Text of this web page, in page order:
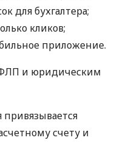
для бухгалтера;
кликов;
приложение.
и юридическим
привязывается
счету и